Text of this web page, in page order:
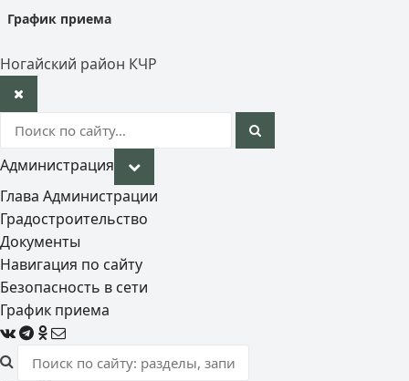
График приема
Ногайский район КЧР
Администрация
Глава Администрации
Градостроительство
Документы
Навигация по сайту
Безопасность в сети
График приема